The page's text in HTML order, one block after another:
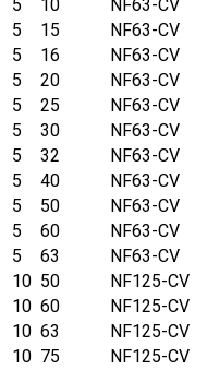
5 10 NF63-CV
5
15 NF63-CV
5
16 NF63-CV
5
20 NF63-CV
5
25 NF63-CV
5
30 NF63-CV
5
32 NF63-CV
5
40 NF63-CV
5
50 NF63-CV
5
60 NF63-CV
5
63 NF63-CV
10 50 NF125-CV
10 60 NF125-CV
10 63 NF125-CV
10 75 NF125-CV